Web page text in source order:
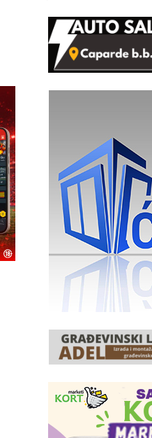
prema Šapcu
(FOTO)